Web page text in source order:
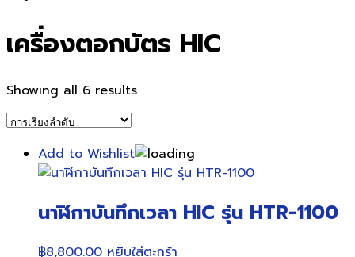
เครื่องตอกบัตร HIC
Showing all 6 results
Add to Wishlist
นาฬิกาบันทึกเวลา HIC รุ่น HTR-1100
฿8,800.00 หยิบใส่ตะกร้า